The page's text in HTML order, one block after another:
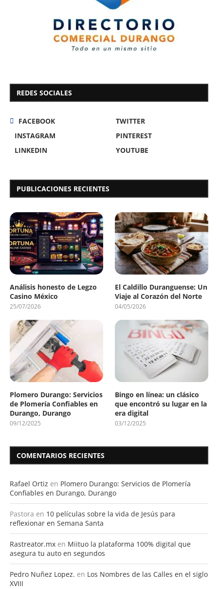
REDES SOCIALES
FACEBOOK
TWITTER
INSTAGRAM
PINTEREST
LINKEDIN
YOUTUBE
PUBLICACIONES RECIENTES
Análisis honesto de Legzo
Casino México
25/07/2026
El Caldillo Duranguense: Un
Viaje al Corazón del Norte
04/05/2026
Plomero Durango: Servicios
de Plomería Confiables en
Durango, Durango
09/12/2025
Bingo en línea: un clásico
que encontró su lugar en la
era digital
03/12/2025
COMENTARIOS RECIENTES
Rafael Ortiz en Plomero Durango: Servicios de Plomería
Confiables en Durango, Durango
Pastora en 10 películas sobre la vida de Jesús para
reflexionar en Semana Santa
Rastreator.mx en Miituo la plataforma 100% digital que
asegura tu auto en segundos
Pedro Nuñez Lopez. en Los Nombres de las Calles en el siglo
XVIII